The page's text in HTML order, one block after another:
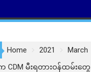
Home 2021 March
CDM မီးရတားဝန်ထမ်းတွ